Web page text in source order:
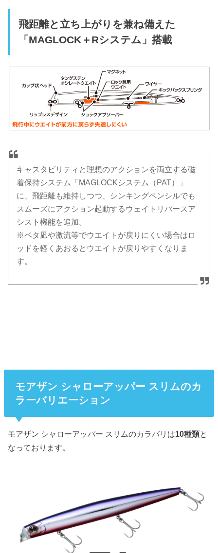
飛距離と立ち上がりを兼ね備えた
「MAGLOCK＋Rシステム」搭載
キャスタビリティと理想のアクションを両立する磁
着保持システム「MAGLOCKシステム（PAT）」
に、飛距離も維持しつつ、シンキングペンシルでも
スムーズにアクション起動するウェイトリバースア
シスト機能を追加。
※ベタ凪や激流等でウエイトが戻りにくい場合はロ
ッドを軽くあおるとウエイトが戻りやすくなりま
す。
モアザン シャローアッパー スリムのカ
ラーバリエーション
モアザン シャローアッパー スリムのカラバリは10種類と
なっております。